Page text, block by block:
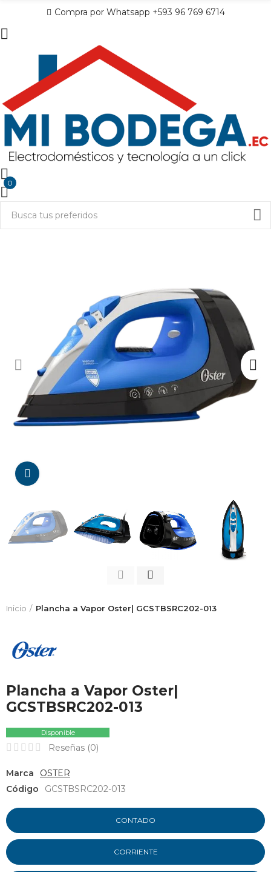
Compra por Whatsapp +593 96 769 6714
0
Inicio Plancha a Vapor Oster| GCSTBSRC202-013
Plancha a Vapor Oster|
GCSTBSRC202-013
Disponible
Reseñas (0)
Marca
OSTER
Código
GCSTBSRC202-013
CONTADO
CORRIENTE